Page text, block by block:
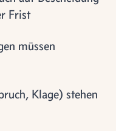
Frist
müssen
Klage) stehen